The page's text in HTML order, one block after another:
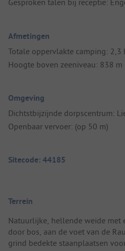
Gesproken talen bij receptie:
Afmetingen
Totale oppervlakte camping: 2,3
Hoogte boven zeeniveau: 838 m
Omgeving
Dichtstbijzijnde dorpscentrum:
Openbaar vervoer: (op 50 m)
Sitecode: 44185
Terrein
Natuurlijke, hellende weide met
door bos, aan de voet van de
grind bedekte staanplaatsen